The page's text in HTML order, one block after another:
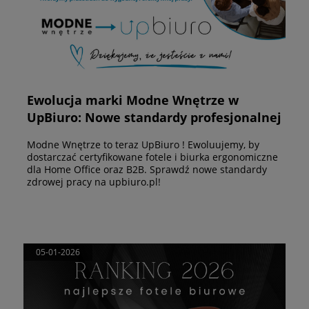
Ewolucja marki Modne Wnętrze w
UpBiuro: Nowe standardy profesjonalnej
Modne Wnętrze to teraz UpBiuro ! Ewoluujemy, by
dostarczać certyfikowane fotele i biurka ergonomiczne
dla Home Office oraz B2B. Sprawdź nowe standardy
zdrowej pracy na upbiuro.pl!
05-01-2026